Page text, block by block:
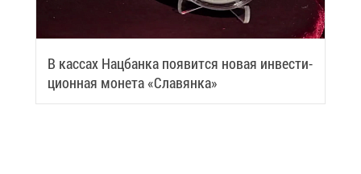
В кас­сах Нац­бан­ка по­явит­ся но­вая ин­ве­сти­
ци­он­ная мо­не­та «Сла­вян­ка»